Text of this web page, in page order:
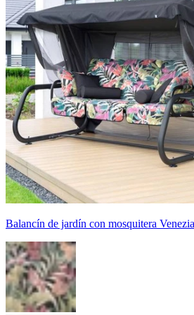
Balancín de jardín con mosquitera